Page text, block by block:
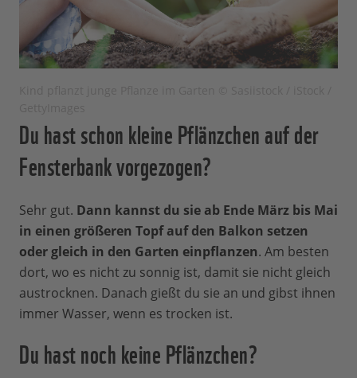
Du hast schon kleine Pflänzchen auf der
Fensterbank vorgezogen?
Sehr gut. Dann kannst du sie ab Ende März bis Mai
in einen größeren Topf auf den Balkon setzen
oder gleich in den Garten einpflanzen. Am besten
dort, wo es nicht zu sonnig ist, damit sie nicht gleich
austrocknen. Danach gießt du sie an und gibst ihnen
immer Wasser, wenn es trocken ist.
Du hast noch keine Pflänzchen?